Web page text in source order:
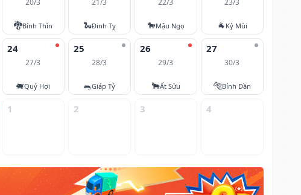
🐉Bính Thìn 🐍Đinh Tỵ 🐎Mậu Ngọ 🐐 Kỷ Mùi
24
27/3
🐖Quý Hợi
25
28/3
🐀Giáp Tý
26
29/3
🐂Ất Sửu
27
30/3
🐅Bính Dần
1 2 3 4